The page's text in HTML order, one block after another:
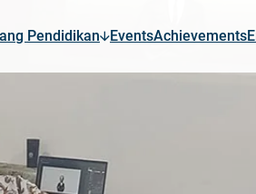
Pendidikan EventsAchievements